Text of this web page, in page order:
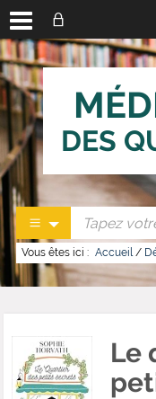
DES
Vous êtes ici : Accueil /
Le